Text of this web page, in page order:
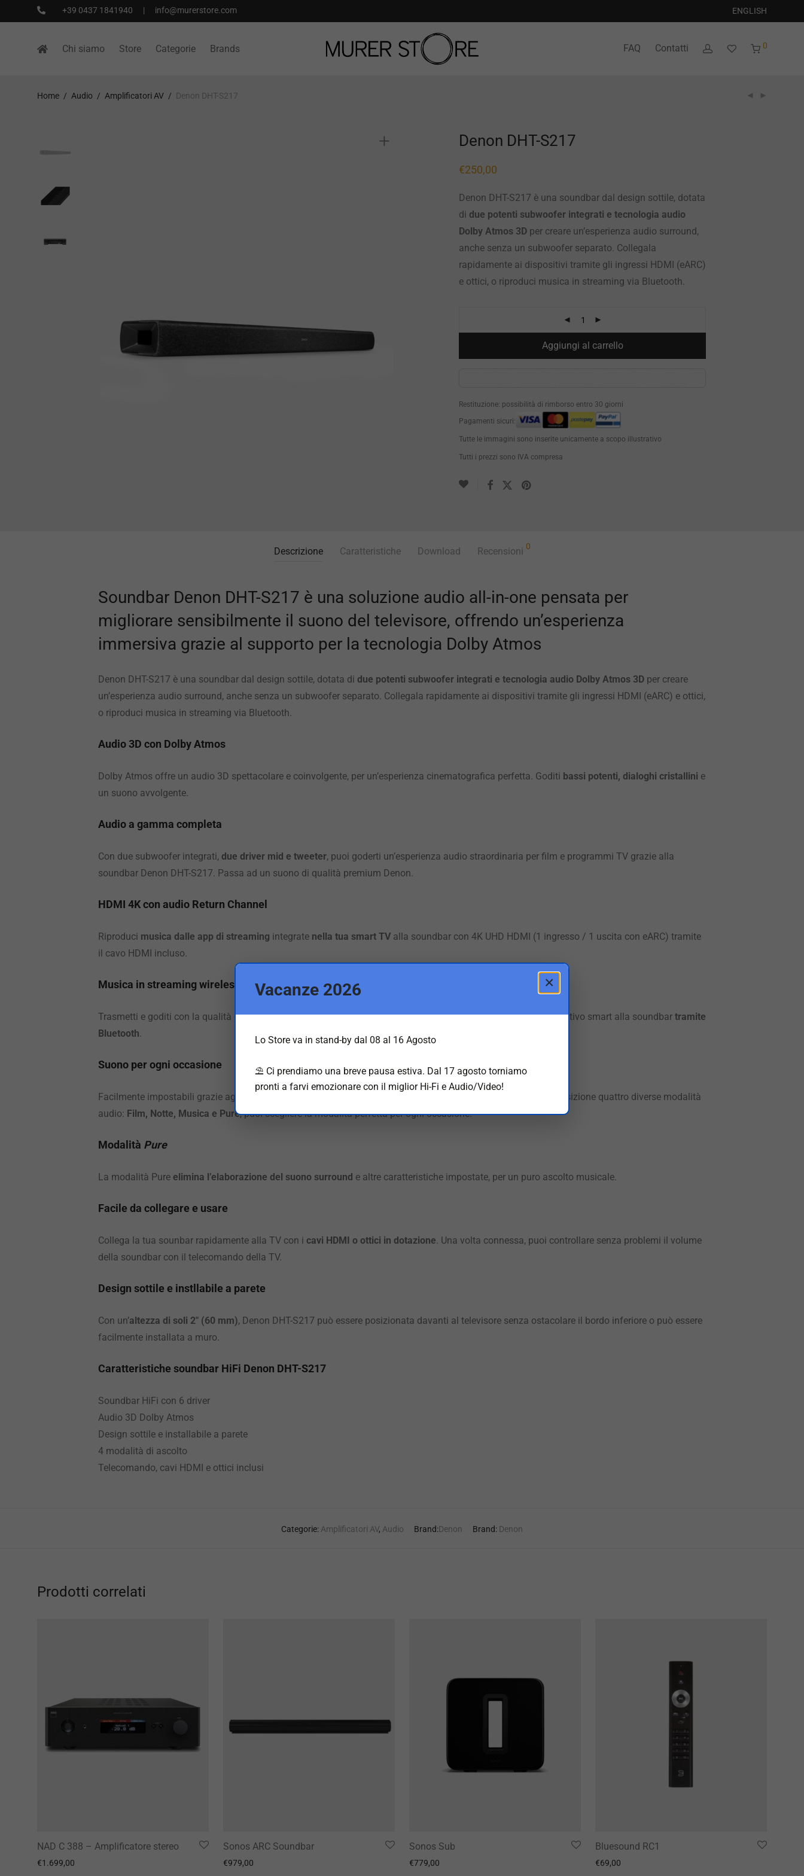
+39 0437 1841940 | info@murerstore.com ENGLISH
Chi siamo Store Categorie Brands FAQ Contatti 0
Home / Audio / Amplificatori AV / Denon DHT-S217
Denon DHT-S217
€250,00
Denon DHT-S217 è una soundbar dal design sottile, dotata
di due potenti subwoofer integrati e tecnologia audio
Dolby Atmos 3D per creare un’esperienza audio surround,
anche senza un subwoofer separato. Collegala
rapidamente ai dispositivi tramite gli ingressi HDMI (eARC)
e ottici, o riproduci musica in streaming via Bluetooth.
Aggiungi al carrello
Restituzione: possibilità di rimborso entro 30 giorni
Pagamenti sicuri:
Tutte le immagini sono inserite unicamente a scopo illustrativo
Tutti i prezzi sono IVA compresa
Descrizione Caratteristiche Download Recensioni 0
Soundbar Denon DHT-S217 è una soluzione audio all-in-one pensata per
migliorare sensibilmente il suono del televisore, offrendo un’esperienza
immersiva grazie al supporto per la tecnologia Dolby Atmos
Denon DHT-S217 è una soundbar dal design sottile, dotata di due potenti subwoofer integrati e tecnologia audio Dolby Atmos 3D per creare
un’esperienza audio surround, anche senza un subwoofer separato. Collegala rapidamente ai dispositivi tramite gli ingressi HDMI (eARC) e ottici,
o riproduci musica in streaming via Bluetooth.
Audio 3D con Dolby Atmos
Dolby Atmos offre un audio 3D spettacolare e coinvolgente, per un’esperienza cinematografica perfetta. Goditi bassi potenti, dialoghi cristallini e
un suono avvolgente.
Audio a gamma completa
Con due subwoofer integrati, due driver mid e tweeter, puoi goderti un’esperienza audio straordinaria per film e programmi TV grazie alla
soundbar Denon DHT-S217. Passa ad un suono di qualità premium Denon.
HDMI 4K con audio Return Channel
Riproduci musica dalle app di streaming integrate nella tua smart TV alla soundbar con 4K UHD HDMI (1 ingresso / 1 uscita con eARC) tramite
il cavo HDMI incluso.
Musica in streaming wireless
Trasmetti e goditi con la qualità dell’audio Denon facilmente la tua musica preferita direttamente dal tuo dispositivo smart alla soundbar tramite
Bluetooth.
Suono per ogni occasione
Facilmente impostabili grazie agli appositi tasti sul telecomando incluso, la Denon DHT-S217 mette a tua disposizione quattro diverse modalità
audio: Film, Notte, Musica e Pure, puoi scegliere la modalità perfetta per ogni occasione.
Modalità Pure
La modalità Pure elimina l’elaborazione del suono surround e altre caratteristiche impostate, per un puro ascolto musicale.
Facile da collegare e usare
Collega la tua sounbar rapidamente alla TV con i cavi HDMI o ottici in dotazione. Una volta connessa, puoi controllare senza problemi il volume
della soundbar con il telecomando della TV.
Design sottile e instllabile a parete
Con un’altezza di soli 2″ (60 mm), Denon DHT-S217 può essere posizionata davanti al televisore senza ostacolare il bordo inferiore o può essere
facilmente installata a muro.
Caratteristiche soundbar HiFi Denon DHT-S217
Soundbar HiFi con 6 driver
Audio 3D Dolby Atmos
Design sottile e installabile a parete
4 modalità di ascolto
Telecomando, cavi HDMI e ottici inclusi
Categorie: Amplificatori AV, Audio Brand:Denon Brand: Denon
Prodotti correlati
NAD C 388 – Amplificatore stereo
€1.699,00
Sonos ARC Soundbar
€979,00
Sonos Sub
€779,00
Bluesound RC1
€69,00
×
Vacanze 2026
Lo Store va in stand-by dal 08 al 16 Agosto
⛱️ Ci prendiamo una breve pausa estiva. Dal 17 agosto torniamo
pronti a farvi emozionare con il miglior Hi-Fi e Audio/Video!